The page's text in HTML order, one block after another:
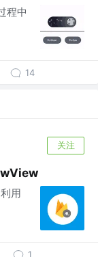
程中
14
关注
用
1